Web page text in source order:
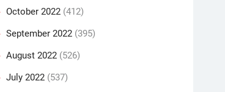
October 2022 (412)
September 2022 (395)
August 2022 (526)
July 2022 (537)